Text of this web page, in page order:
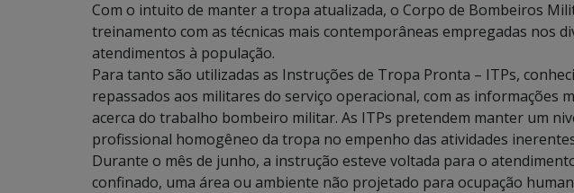
Com o intuito de manter a tropa atualizada, o Corpo de Bombeiros
treinamento com as técnicas mais contemporâneas empregadas nos
atendimentos à população.
Para tanto são utilizadas as Instruções de Tropa Pronta – ITPs,
repassados aos militares do serviço operacional, com as informações
acerca do trabalho bombeiro militar. As ITPs pretendem manter um
profissional homogêneo da tropa no empenho das atividades
Durante o mês de junho, a instrução esteve voltada para o
confinado, uma área ou ambiente não projetado para ocupação